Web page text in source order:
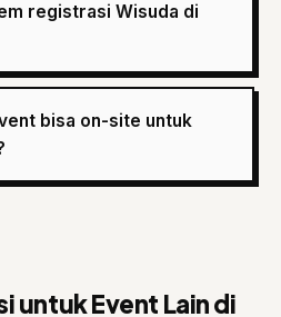
registrasi Wisuda di
bisa on-site untuk
untuk Event Lain di